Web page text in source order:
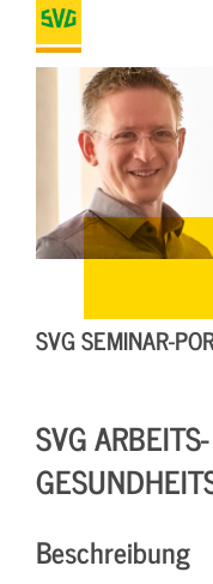
SVG SEMINAR-
SVG
Beschreibung